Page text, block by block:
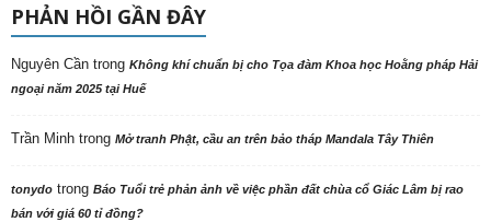
PHẢN HỒI GẦN ĐÂY
Nguyên Cần trong Không khí chuẩn bị cho Tọa đàm Khoa học Hoằng pháp Hải
ngoại năm 2025 tại Huế
Trần Minh trong Mở tranh Phật, cầu an trên bảo tháp Mandala Tây Thiên
tonydo trong Báo Tuổi trẻ phản ảnh về việc phần đất chùa cổ Giác Lâm bị rao
bán với giá 60 tỉ đồng?